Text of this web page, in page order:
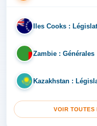
IL Iles Cooks :
ZA Zambie : Générales
KA Kazakhstan :
VOIR TOUTES